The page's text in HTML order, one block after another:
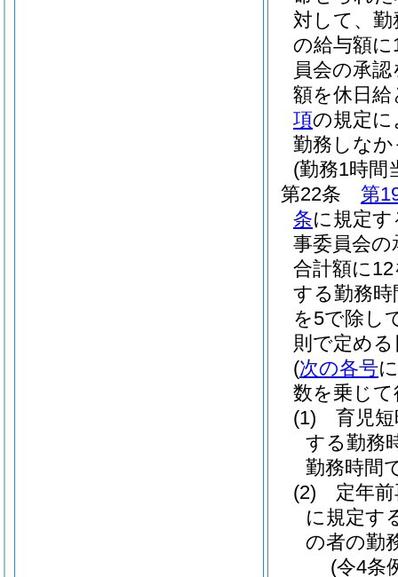
対して、
の給与額
員会の承
額を休日
項の規定に
勤務しな
(勤務1時間
第22条
第
条に規定
事委員会
合計額に
する勤務
を5で除し
則で定め
(次の各号
数を乗じ
(1)
育児
する勤務
勤務時間
(2)
定年
に規定す
の者の勤
(令4条